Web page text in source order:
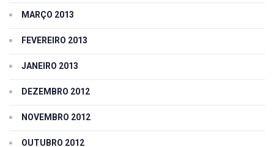
MARÇO 2013
FEVEREIRO 2013
JANEIRO 2013
DEZEMBRO 2012
NOVEMBRO 2012
OUTUBRO 2012